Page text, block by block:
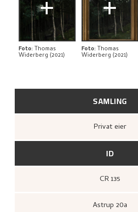
KUNSTNERENS NOTAT
BIBLIOGRAFI
SAMLING
Privat eier
ID
CR 135
Astrup 20a
+
Foto: Thomas
Widerberg (2021)
+
Foto: Thomas
Widerberg (2021)